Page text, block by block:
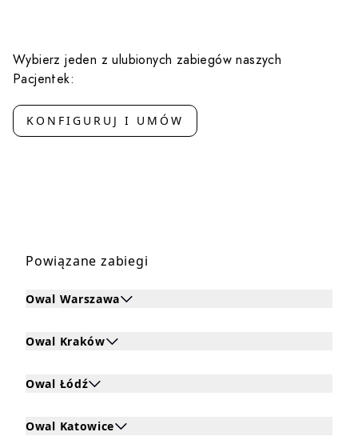
Wybierz jeden z ulubionych zabiegów naszych
Pacjentek:
KONFIGURUJ I UMÓW
Powiązane zabiegi
Owal Warszawa
Kliknij, aby rozwinąć i zobaczyć zabiegi dla Owal
Owal Kraków
Kliknij, aby rozwinąć i zobaczyć zabiegi dla Owal Kraków
Owal Łódź
Kliknij, aby rozwinąć i zobaczyć zabiegi dla Owal Łódź
Owal Katowice
Kliknij, aby rozwinąć i zobaczyć zabiegi dla Owal